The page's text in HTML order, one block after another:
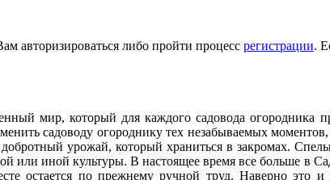
авторизироваться либо пройти процесс регистрации.
мир, который для каждого садовода
садоводу огороднику тех незабываемых
урожай, который храниться в закромах.
или иной культуры. В настоящее время все больше в
остается по прежнему ручной труд. Наверно это и